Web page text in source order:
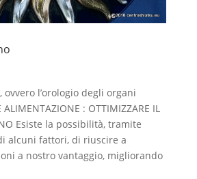
ovvero l’orologio degli organi
ALIMENTAZIONE : OTTIMIZZARE IL
Esiste la possibilità, tramite
alcuni fattori, di riuscire a
a nostro vantaggio, migliorando